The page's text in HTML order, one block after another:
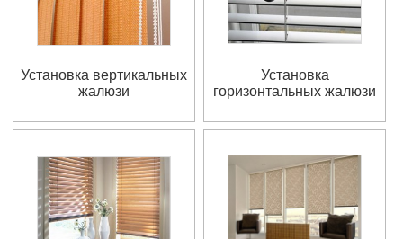
Установка вертикальных
жалюзи
Установка
горизонтальных жалюзи